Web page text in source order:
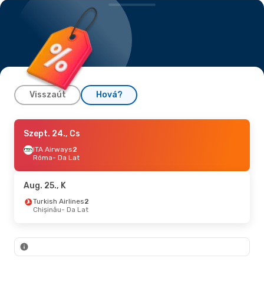
Visszaút Hová?
Aug. 27., Cs- Szept. 4., P
Vietjet
Hanoi- Da Lat
Da Lat- Hanoi
Okt. 12., H- Okt. 16., P
Szept. 24., Cs
ITA Airways2
Róma- Da Lat
Aug. 25., K
Turkish Airlines2
Chișinău- Da Lat